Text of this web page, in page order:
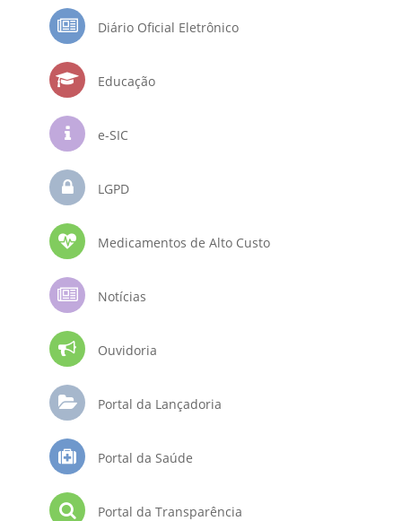
Diário Oficial Eletrônico
Educação
e-SIC
LGPD
Medicamentos de Alto Custo
Notícias
Ouvidoria
Portal da Lançadoria
Portal da Saúde
Portal da Transparência